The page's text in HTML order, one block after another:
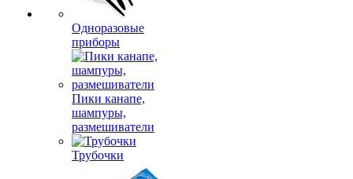
Одноразовые
приборы
Пики канапе,
шампуры,
размешиватели
Трубочки